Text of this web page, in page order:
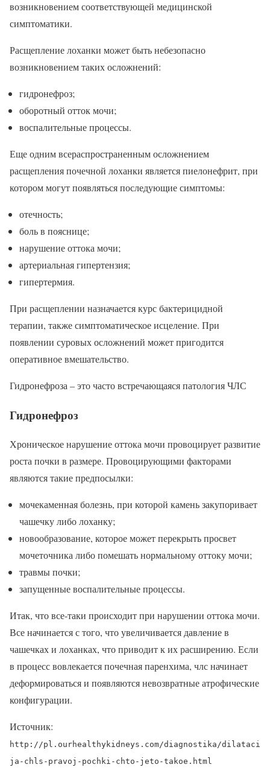
возникновением соответствующей медицинской
симптоматики.
Расщепление лоханки может быть небезопасно
возникновением таких осложнений:
гидронефроз;
оборотный отток мочи;
воспалительные процессы.
Еще одним всераспространенным осложнением
расщепления почечной лоханки является пиелонефрит, при
котором могут появляться последующие симптомы:
отечность;
боль в пояснице;
нарушение оттока мочи;
артериальная гипертензия;
гипертермия.
При расщеплении назначается курс бактерицидной
терапии, также симптоматическое исцеление. При
появлении суровых осложнений может пригодится
оперативное вмешательство.
Гидронефроза – это часто встречающаяся патология ЧЛС
Гидронефроз
Хроническое нарушение оттока мочи провоцирует развитие
роста почки в размере. Провоцирующими факторами
являются такие предпосылки:
мочекаменная болезнь, при которой камень закупоривает
чашечку либо лоханку;
новообразование, которое может перекрыть просвет
мочеточника либо помешать нормальному оттоку мочи;
травмы почки;
запущенные воспалительные процессы.
Итак, что все-таки происходит при нарушении оттока мочи.
Все начинается с того, что увеличивается давление в
чашечках и лоханках, что приводит к их расширению. Если
в процесс вовлекается почечная паренхима, члс начинает
деформироваться и появляются невозвратные атрофические
конфигурации.
Источник:
http://pl.ourhealthykidneys.com/diagnostika/dilataci
ja-chls-pravoj-pochki-chto-jeto-takoe.html